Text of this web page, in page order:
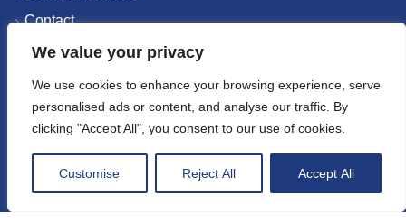
We value your privacy
We use cookies to enhance your browsing experience, serve
personalised ads or content, and analyse our traffic. By
clicking "Accept All", you consent to our use of cookies.
Customise Reject All Accept All
Contact
Plan du site
MEMBRES DE